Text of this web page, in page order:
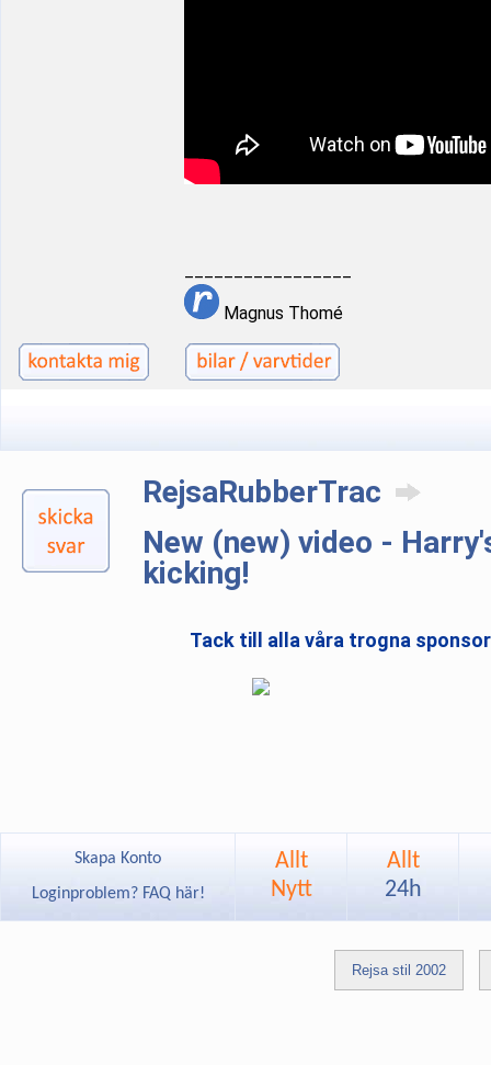
Magnus Thomé
RejsaRubberTrac
New (new) video -
kicking!
Tack till alla våra trogna
Skapa Konto
Loginproblem? FAQ här!
Allt
Nytt
Allt
24h
Rejsa stil 2002